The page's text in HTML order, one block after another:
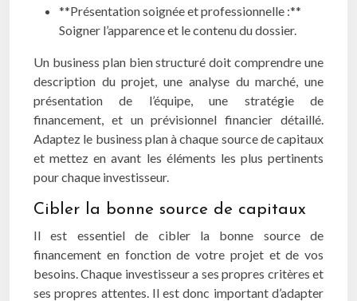
**Présentation soignée et professionnelle :**
Soigner l’apparence et le contenu du dossier.
Un business plan bien structuré doit comprendre une
description du projet, une analyse du marché, une
présentation de l’équipe, une stratégie de
financement, et un prévisionnel financier détaillé.
Adaptez le business plan à chaque source de capitaux
et mettez en avant les éléments les plus pertinents
pour chaque investisseur.
Cibler la bonne source de capitaux
Il est essentiel de cibler la bonne source de
financement en fonction de votre projet et de vos
besoins. Chaque investisseur a ses propres critères et
ses propres attentes. Il est donc important d’adapter